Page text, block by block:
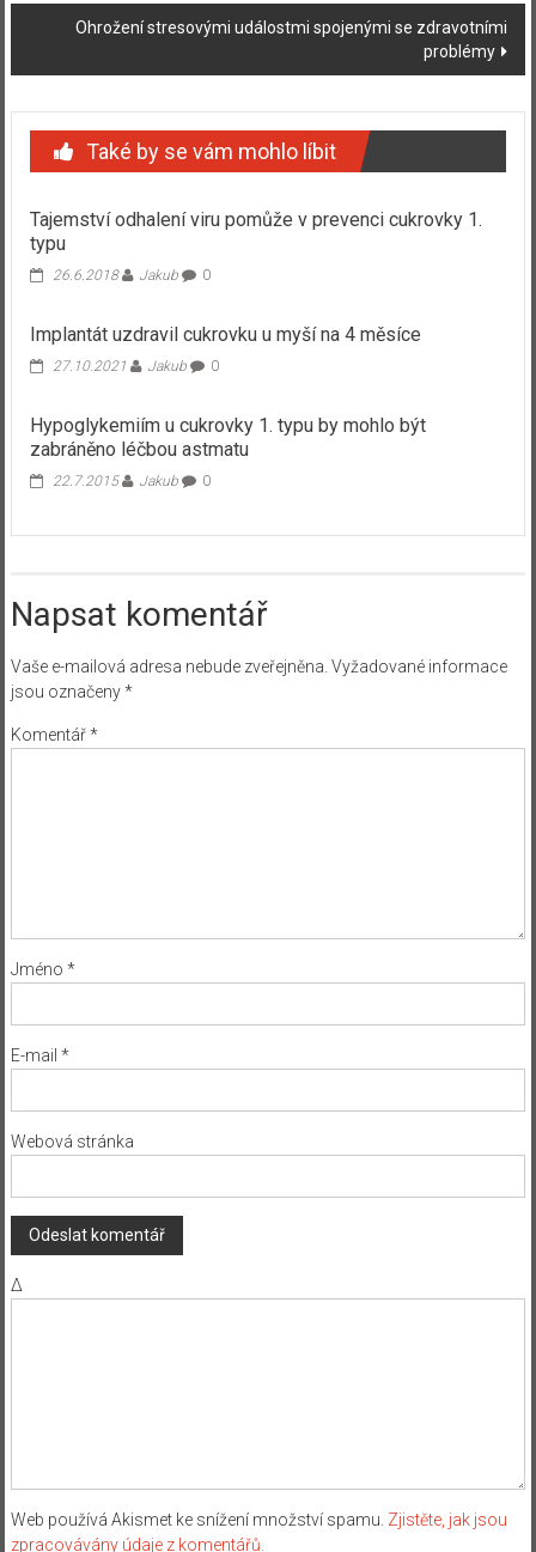
Ohrožení stresovými událostmi spojenými se zdravotními
problémy
Také by se vám mohlo líbit
Tajemství odhalení viru pomůže v prevenci cukrovky 1.
typu
26.6.2018 Jakub 0
Implantát uzdravil cukrovku u myší na 4 měsíce
27.10.2021 Jakub 0
Hypoglykemiím u cukrovky 1. typu by mohlo být
zabráněno léčbou astmatu
22.7.2015 Jakub 0
Napsat komentář
Vaše e-mailová adresa nebude zveřejněna. Vyžadované informace
jsou označeny*
Komentář*
Jméno *
E-mail *
Webová stránka
Δ
Web používá Akismet ke snížení množství spamu. Zjistěte, jak jsou
zpracovávány údaje z komentářů.